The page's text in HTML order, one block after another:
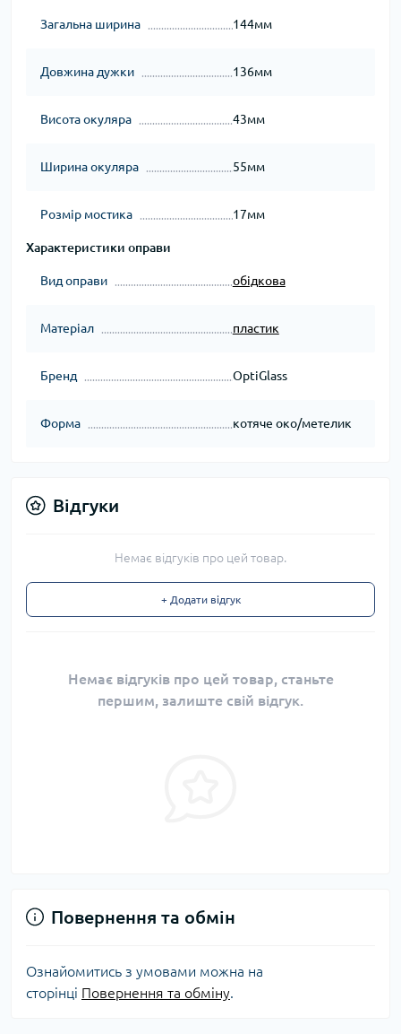
Загальна ширина 144мм
Довжина дужки 136мм
Висота окуляра 43мм
Ширина окуляра 55мм
Розмір мостика 17мм
Характеристики оправи
Вид оправи обідкова
Матеріал пластик
Бренд OptiGlass
Форма котяче око/метелик
Відгуки
Немає відгуків про цей товар.
+ Додати відгук
Немає відгуків про цей товар, станьте
першим, залиште свій відгук.
Повернення та обмін
Ознайомитись з умовами можна на
сторінці Повернення та обміну